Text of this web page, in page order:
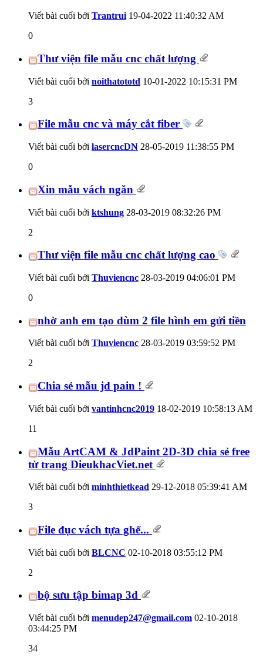
Viết bài cuối bởi Trantrui 19-04-2022 11:40:32 AM
0
Thư viện file mẫu cnc chất lượng
Viết bài cuối bởi noithatototd 10-01-2022 10:15:31 PM
3
File mẫu cnc và máy cắt fiber
Viết bài cuối bởi lasercncDN 28-05-2019 11:38:55 PM
0
Xin mẫu vách ngăn
Viết bài cuối bởi ktshung 28-03-2019 08:32:26 PM
2
Thư viện file mẫu cnc chất lượng cao
Viết bài cuối bởi Thuviencnc 28-03-2019 04:06:01 PM
0
nhờ anh em tạo dùm 2 file hình em gửi tiền
Viết bài cuối bởi Thuviencnc 28-03-2019 03:59:52 PM
2
Chia sẻ mẫu jd pain !
Viết bài cuối bởi vantinhcnc2019 18-02-2019 10:58:13 AM
11
Mẫu ArtCAM & JdPaint 2D-3D chia sẻ free
từ trang DieukhacViet.net
Viết bài cuối bởi minhthietkead 29-12-2018 05:39:41 AM
3
File đục vách tựa ghế...
Viết bài cuối bởi BLCNC 02-10-2018 03:55:12 PM
2
bộ sưu tập bimap 3d
Viết bài cuối bởi menudep247@gmail.com 02-10-2018
03:44:25 PM
34